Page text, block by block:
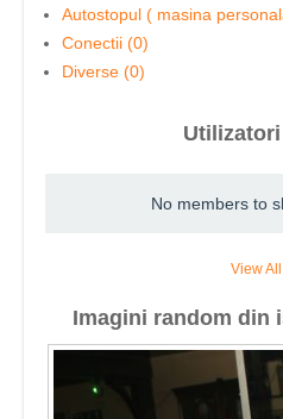
Autostopul ( masina
Conectii (0)
Diverse (0)
No members to
View
Imagini random din